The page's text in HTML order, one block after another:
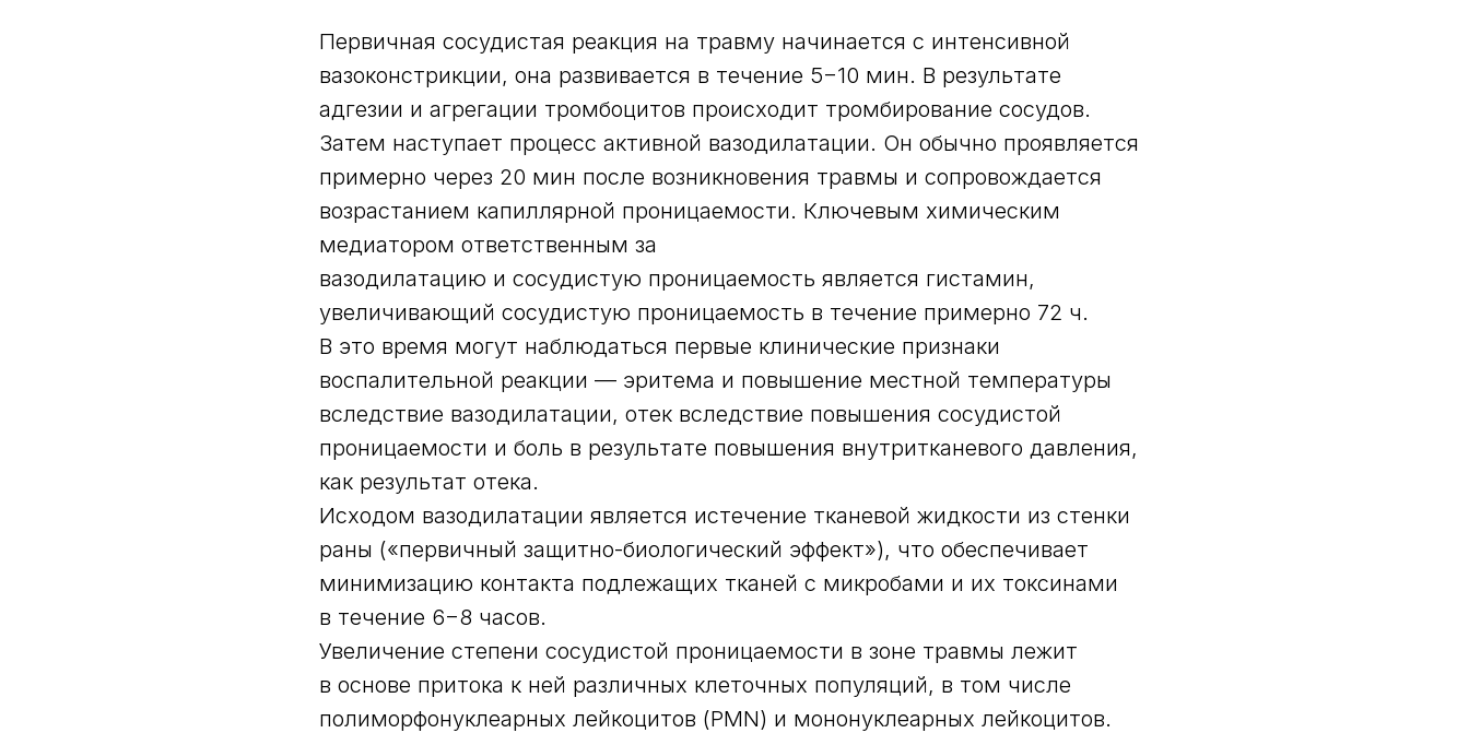
Первичная сосудистая реакция на травму начинается с интенсивной
вазоконстрикции, она развивается в течение 5−10 мин. В результате
адгезии и агрегации тромбоцитов происходит тромбирование сосудов.
Затем наступает процесс активной вазодилатации. Он обычно проявляется
примерно через 20 мин после возникновения травмы и сопровождается
возрастанием капиллярной проницаемости. Ключевым химическим
медиатором ответственным за
вазодилатацию и сосудистую проницаемость является гистамин,
увеличивающий сосудистую проницаемость в течение примерно 72 ч.
В это время могут наблюдаться первые клинические признаки
воспалительной реакции — эритема и повышение местной температуры
вследствие вазодилатации, отек вследствие повышения сосудистой
проницаемости и боль в результате повышения внутритканевого давления,
как результат отека.
Исходом вазодилатации является истечение тканевой жидкости из стенки
раны («первичный защитно-биологический эффект»), что обеспечивает
минимизацию контакта подлежащих тканей с микробами и их токсинами
в течение 6−8 часов.
Увеличение степени сосудистой проницаемости в зоне травмы лежит
в основе притока к ней различных клеточных популяций, в том числе
полиморфонуклеарных лейкоцитов (PMN) и мононуклеарных лейкоцитов.